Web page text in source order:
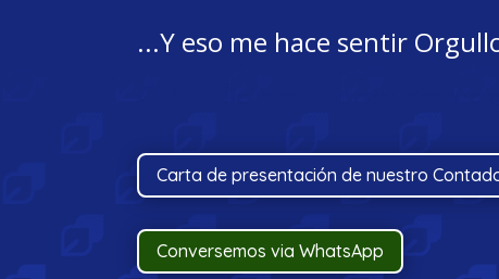
...Y eso me hace sentir
Carta de presentación de nuestro
Conversemos via WhatsApp